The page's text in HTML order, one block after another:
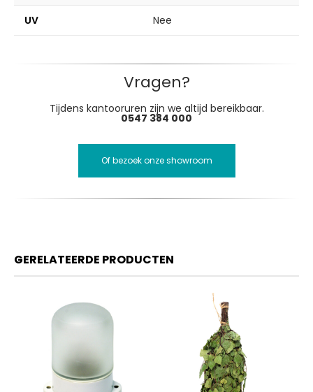
UV Nee
Vragen?
Tijdens kantooruren zijn we altijd bereikbaar.
0547 384 000
Of bezoek onze showroom
GERELATEERDE PRODUCTEN